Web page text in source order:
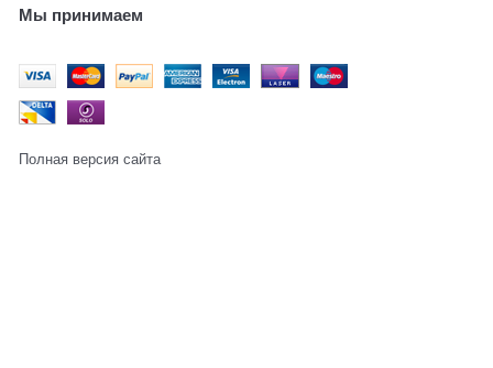
Мы принимаем
Полная версия сайта